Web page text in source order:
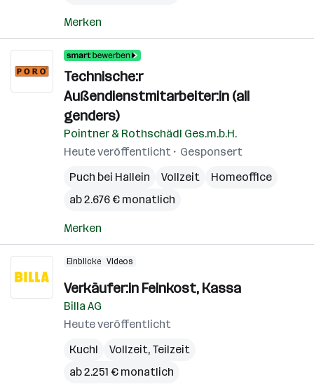
Merken
Technische:r
Außendienstmitarbeiter:in (all
genders)
Pointner & Rothschädl Ges.m.b.H.
Heute veröffentlicht
Gesponsert
Puch bei Hallein
Vollzeit
Homeoffice
ab 2.676 € monatlich
Merken
Einblicke Videos
Verkäufer:in Feinkost, Kassa
Billa AG
Heute veröffentlicht
Kuchl
Vollzeit, Teilzeit
ab 2.251 € monatlich